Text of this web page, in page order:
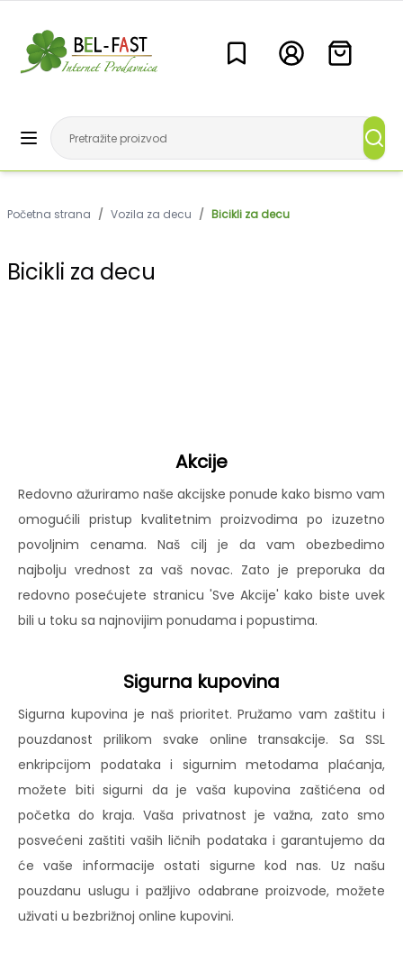
Početna strana / Vozila za decu / Bicikli za decu
Bicikli za decu
Akcije
Redovno ažuriramo naše akcijske ponude kako bismo vam
omogućili pristup kvalitetnim proizvodima po izuzetno
povoljnim cenama. Naš cilj je da vam obezbedimo
najbolju vrednost za vaš novac. Zato je preporuka da
redovno posećujete stranicu 'Sve Akcije' kako biste uvek
bili u toku sa najnovijim ponudama i popustima.
Sigurna kupovina
Sigurna kupovina je naš prioritet. Pružamo vam zaštitu i
pouzdanost prilikom svake online transakcije. Sa SSL
enkripcijom podataka i sigurnim metodama plaćanja,
možete biti sigurni da je vaša kupovina zaštićena od
početka do kraja. Vaša privatnost je važna, zato smo
posvećeni zaštiti vaših ličnih podataka i garantujemo da
će vaše informacije ostati sigurne kod nas. Uz našu
pouzdanu uslugu i pažljivo odabrane proizvode, možete
uživati u bezbrižnoj online kupovini.